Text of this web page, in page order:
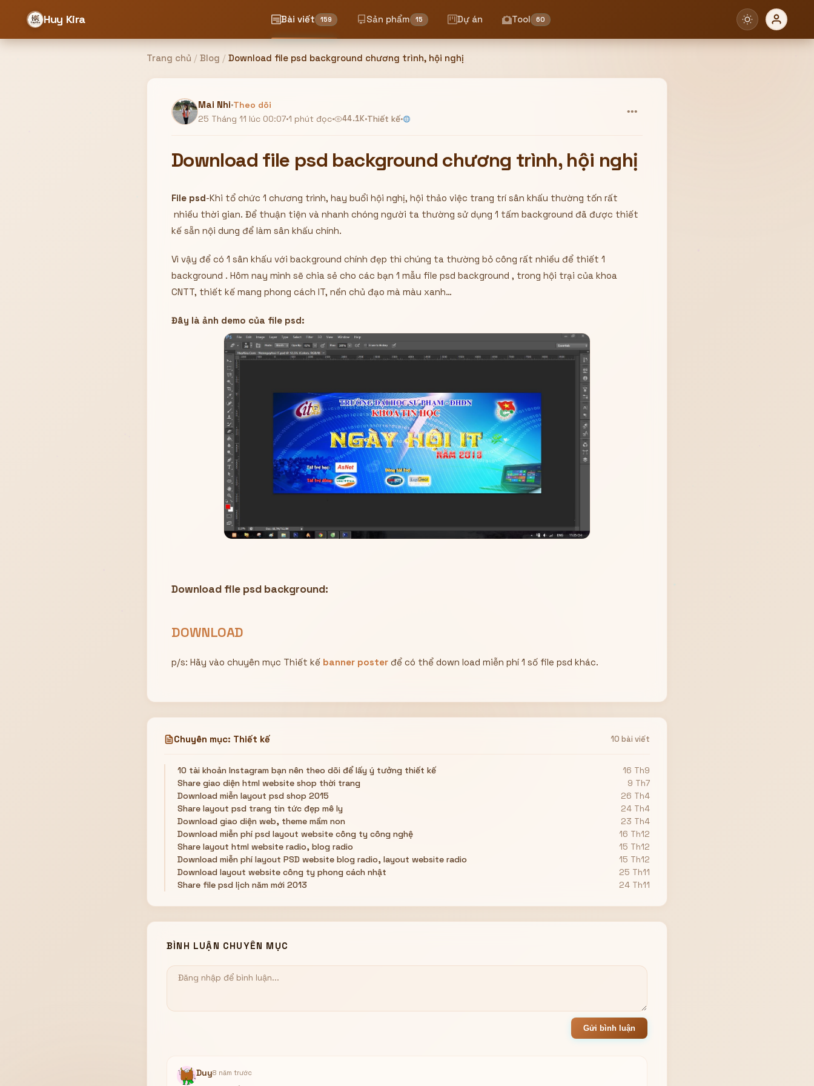
Huy Kira Bài viết 159 Sản phẩm 15 Dự án Tool 60
Đăng ký
Hiển thị
Trang chủ / Blog / Download file psd background chương trình, hội nghị
Mai Nhi·Theo dõi
25 Tháng 11 lúc 00:07·1 phút đọc· 44.1K·Thiết kế·
•••
Download file psd background chương trình, hội nghị
File psd-Khi tổ chức 1 chương trình, hay buổi hội nghị, hội thảo việc trang trí sân khấu thường tốn rất
nhiều thời gian. Để thuận tiện và nhanh chóng người ta thường sử dụng 1 tấm background đã được thiết
kế sẵn nội dung để làm sân khấu chính.
Vì vậy để có 1 sân khấu với background chính đẹp thì chúng ta thường bỏ công rất nhiều để thiết 1
background . Hôm nay mình sẽ chia sẻ cho các bạn 1 mẫu file psd background , trong hội trại của khoa
CNTT, thiết kế mang phong cách IT, nền chủ đạo mà màu xanh…
Đây là ảnh demo của file psd:
Download file psd background:
DOWNLOAD
p/s: Hãy vào chuyên mục Thiết kế banner poster để có thể down load miễn phí 1 số file psd khác.
Chuyên mục: Thiết kế 10 bài viết
10 tài khoản Instagram bạn nên theo dõi để lấy ý tưởng thiết kế
16 Th9
Share giao diện html website shop thời trang
9 Th7
Download miễn layout psd shop 2015
26 Th4
Share layout psd trang tin tức đẹp mê ly
24 Th4
Download giao diện web, theme mầm non
23 Th4
Download miễn phí psd layout website công ty công nghệ
16 Th12
Share layout html website radio, blog radio
15 Th12
Download miễn phí layout PSD website blog radio, layout website radio
15 Th12
Download layout website công ty phong cách nhật
25 Th11
Share file psd lịch năm mới 2013
24 Th11
BÌNH LUẬN CHUYÊN MỤC
Gửi bình luận
Duy8 năm trước